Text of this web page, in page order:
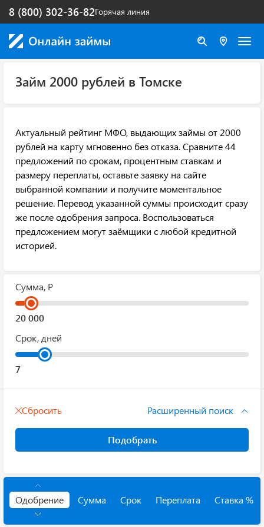
Горячая линия
8 (800) 302-36-82
Займ 2000 рублей в Томске
Актуальный рейтинг МФО, выдающих займы от 2000
рублей на карту мгновенно без отказа. Сравните 44
предложений по срокам, процентным ставкам и
размеру переплаты, оставьте заявку на сайте
выбранной компании и получите моментальное
решение. Перевод указанной суммы происходит сразу
же после одобрения запроса. Воспользоваться
предложением могут заёмщики с любой кредитной
историей.
Сумма, Р
Срок, дней
Сбросить Расширенный поиск
Подобрать
Одобрение Сумма Срок Переплата Ставка %